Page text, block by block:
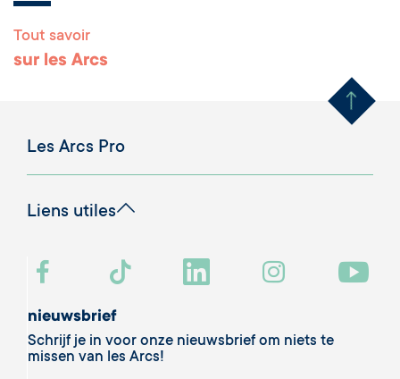
Tout savoir
sur les Arcs Remonter
Les Arcs Pro
Liens utiles
nieuwsbrief
Schrijf je in voor onze nieuwsbrief om niets te
missen van les Arcs!